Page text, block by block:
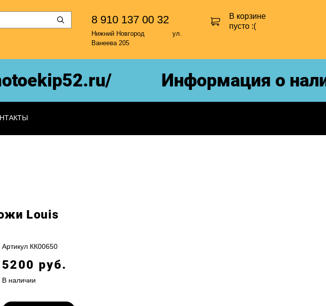
8 910 137 00 32
Нижний Новгород ул.
Ванеева 205
В корзине
пусто :(
Информация о
Louis
Артикул КК00650
5200 руб.
В наличии